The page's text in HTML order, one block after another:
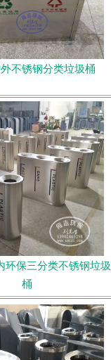
不锈钢分类垃圾桶
环保三分类不锈钢垃圾
桶